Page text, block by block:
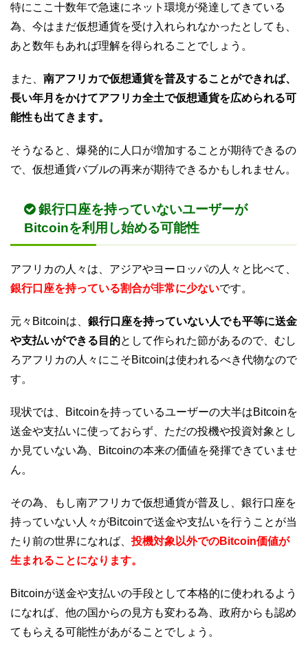
特にここ十数年で急速にネット環境が発達してきている
為、今はまだ仮想通貨を受け入れられなかったとしても、
あと数年もあれば理解を得られることでしょう。
また、 南アフリカで仮想通貨を普及することができれば、
長い年月をかけてアフリカ全土で仮想通貨を広められる可
能性も出てきます。
そうなると、爆発的に人口が増加することが期待できるの
で、仮想通貨バブルの再来が期待できるかもしれません。
銀行口座を持っていないユーザーが
Bitcoinを利用し始める可能性
アフリカの人々は、アジアやヨーロッパの人々と比べて、
銀行口座を持っている割合が非常に少ないです。
元々Bitcoinは、 銀行口座を持っていない人でも平等に送金
や支払いができる目的として作られた節があるので、むし
ろアフリカの人々にこそBitcoinは使われるべき代物なので
す。
現状では、Bitcoinを持っているユーザーの大半はBitcoinを
送金や支払いに使っておらず、ただの投機や投資対象とし
か見ていない為、Bitcoinの本来の価値を発揮できていませ
ん。
その為、もし南アフリカで仮想通貨が普及し、銀行口座を
持っていない人々がBitcoinで送金や支払いを行うことが当
たり前の世界になれば、 投機対象以外でのBitcoin価値が
生まれることになります。
Bitcoinが送金や支払いの手段として本格的に使われるよう
になれば、他の国からの見方も変わる為、政府からも認め
てもらえる可能性があがることでしょう。